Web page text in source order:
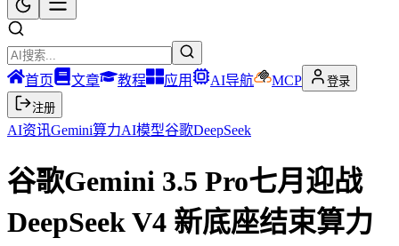
首页 文章 教程 应用 AI导航 MCP
登录
注册
AI资讯Gemini算力AI模型谷歌DeepSeek
谷歌Gemini 3.5 Pro七月迎战
DeepSeek V4 新底座结束算力